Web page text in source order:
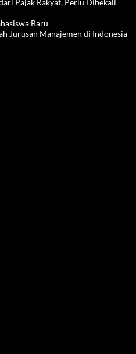
Pajak Rakyat, Perlu Dibekali
Baru
Jurusan Manajemen di Indonesia